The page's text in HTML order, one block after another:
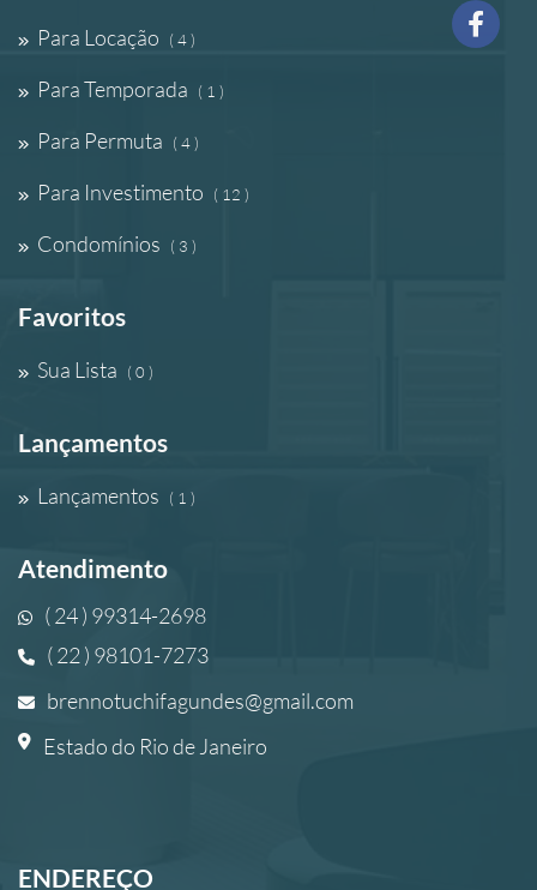
Para Locação ( 4 )
Para Temporada ( 1 )
Para Permuta ( 4 )
Para Investimento ( 12 )
Condomínios ( 3 )
Favoritos
Sua Lista ( 0 )
Lançamentos
Lançamentos ( 1 )
Atendimento
( 24 ) 99314-2698
( 22 ) 98101-7273
brennotuchifagundes@gmail.com
Estado do Rio de Janeiro
ENDEREÇO